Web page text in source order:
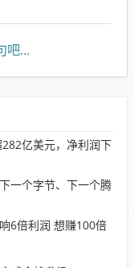
吧...
亿美元，净利润下
一个字节、下一个腾
6倍利润 想赚100倍